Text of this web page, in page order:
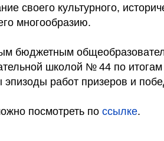
своего культурного,
многообразию.
бюджетным
школой № 44 по итогам
эпизоды работ призеров и
посмотреть по ссылке.